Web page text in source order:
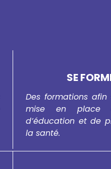
SE
Des formations
mise en place
d’éducation et de
la santé.